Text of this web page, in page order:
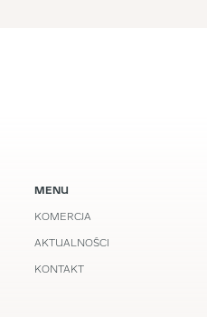
MENU
KOMERCJA
AKTUALNOŚCI
KONTAKT